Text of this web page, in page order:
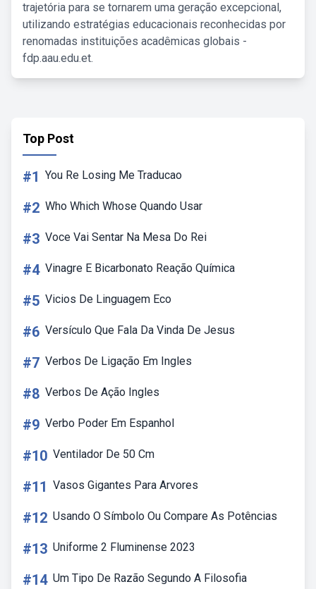
trajetória para se tornarem uma geração excepcional,
utilizando estratégias educacionais reconhecidas por
renomadas instituições acadêmicas globais -
fdp.aau.edu.et.
Top Post
#1 You Re Losing Me Traducao
#2 Who Which Whose Quando Usar
#3 Voce Vai Sentar Na Mesa Do Rei
#4 Vinagre E Bicarbonato Reação Química
#5 Vicios De Linguagem Eco
#6 Versículo Que Fala Da Vinda De Jesus
#7 Verbos De Ligação Em Ingles
#8 Verbos De Ação Ingles
#9 Verbo Poder Em Espanhol
#10 Ventilador De 50 Cm
#11 Vasos Gigantes Para Arvores
#12 Usando O Símbolo Ou Compare As Potências
#13 Uniforme 2 Fluminense 2023
#14 Um Tipo De Razão Segundo A Filosofia